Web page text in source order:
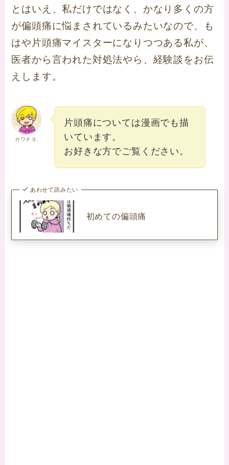
とはいえ、私だけではなく、かなり多くの方
が偏頭痛に悩まされているみたいなので、も
はや片頭痛マイスターになりつつある私が、
医者から言われた対処法やら、経験談をお伝
えします。
カワチヨ.
片頭痛については漫画でも描
いています。
お好きな方でご覧ください。
あわせて読みたい
初めての偏頭痛